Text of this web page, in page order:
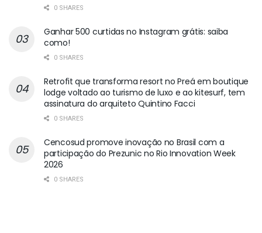
0 SHARES
Ganhar 500 curtidas no Instagram grátis: saiba
como!
0 SHARES
Retrofit que transforma resort no Preá em boutique
lodge voltado ao turismo de luxo e ao kitesurf, tem
assinatura do arquiteto Quintino Facci
0 SHARES
Cencosud promove inovação no Brasil com a
participação do Prezunic no Rio Innovation Week
2026
0 SHARES